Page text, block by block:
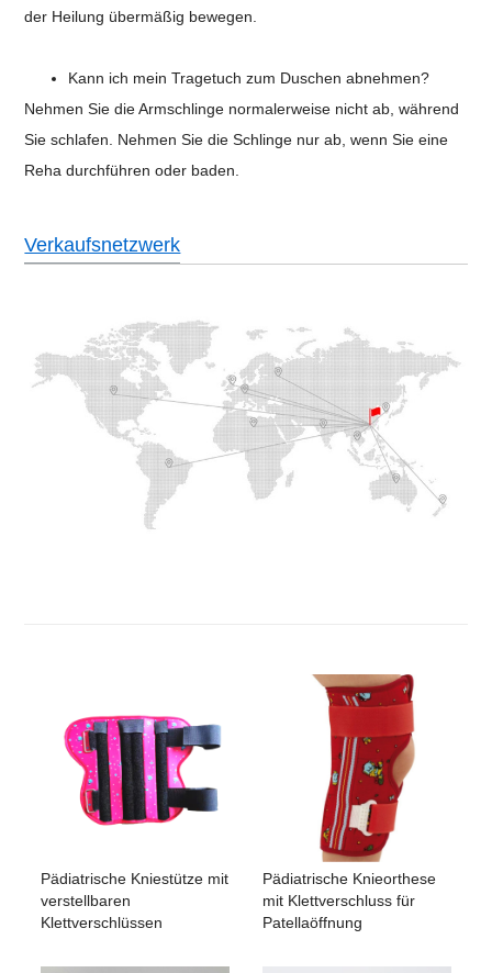
der Heilung übermäßig bewegen.
Kann ich mein Tragetuch zum Duschen abnehmen?
Nehmen Sie die Armschlinge normalerweise nicht ab, während
Sie schlafen. Nehmen Sie die Schlinge nur ab, wenn Sie eine
Reha durchführen oder baden.
Verkaufsnetzwerk
Pädiatrische Kniestütze mit
verstellbaren
Klettverschlüssen
Pädiatrische Knieorthese
mit Klettverschluss für
Patellaöffnung